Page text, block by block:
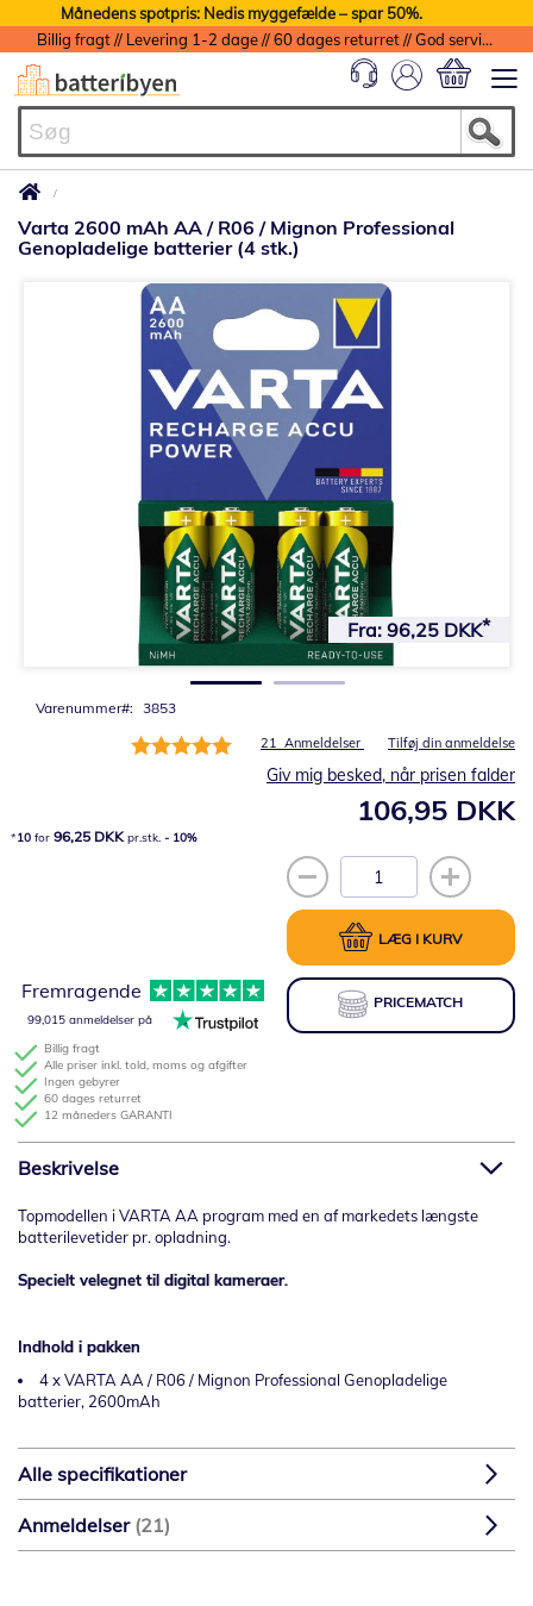
Månedens spotpris: Nedis myggefælde – spar 50%.
Billig fragt // Levering 1-2 dage // 60 dages returret // God service med garanti
Varta 2600 mAh AA / R06 / Mignon Professional
Genopladelige batterier (4 stk.)
Varenummer 3853
Bedømmelse:
21 Anmeldelser Tilføj din anmeldelse
106,95 DKK
Giv mig besked, når prisen falder
LÆG I KURV
PRICEMATCH
10 for96,25 DKK pr.stk.- 10%
Billig fragt
Alle priser inkl. told, moms og afgifter
Ingen gebyrer
60 dages returret
12 måneders GARANTI
Fremragende
99,015 anmeldelser på
Fra: 96,25 DKK
Beskrivelse
Topmodellen i VARTA AA program med en af markedets længste
batterilevetider pr. opladning.
Specielt velegnet til digital kameraer.
Indhold i pakken
4 x VARTA AA / R06 / Mignon Professional Genopladelige
batterier, 2600mAh
Alle specifikationer
Anmeldelser 21